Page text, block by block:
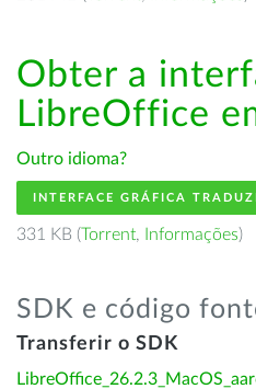
Obter a
LibreOffice
Outro idioma?
INTERFACE GRÁFICA
331 KB (Torrent, Informações)
SDK e código
Transferir o SDK